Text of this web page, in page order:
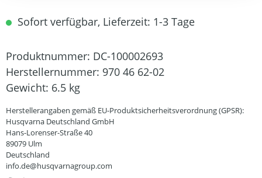
Sofort verfügbar, Lieferzeit: 1-3 Tage
Produktnummer: DC-100002693
Herstellernummer: 970 46 62-02
Gewicht: 6.5 kg
Herstellerangaben gemäß EU-Produktsicherheitsverordnung (GPSR):
Husqvarna Deutschland GmbH
Hans-Lorenser-Straße 40
89079 Ulm
Deutschland
info.de@husqvarnagroup.com